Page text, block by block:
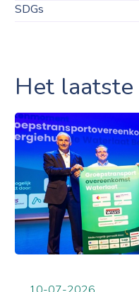
SDGs
Het